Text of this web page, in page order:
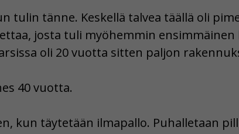
tulin tänne. Keskellä talvea täällä oli
josta tuli myöhemmin
oli 20 vuotta sitten paljon
40 vuotta.
kun täytetään ilmapallo. Puhalletaan